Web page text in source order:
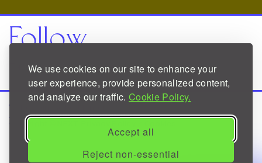
We use cookies on our site to enhance your
user experience, provide personalized content,
and analyze our traffic.Cookie Policy.
Accept all
Reject non-essential
Follow
Facebook Instagram
Webdizajn:
/ Web Development: Jon Dujaka
Copyright © NEXT.